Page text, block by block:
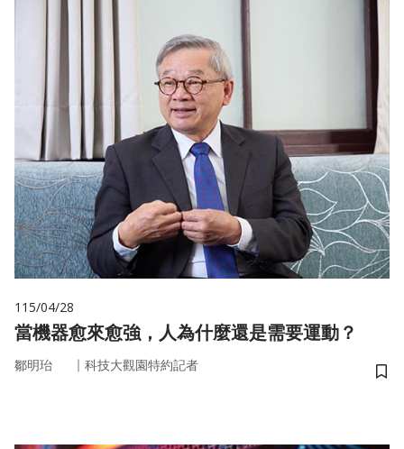
115/04/28
當機器愈來愈強，人為什麼還是需要運動？
鄒明珆 ｜ 科技大觀園特約記者
儲